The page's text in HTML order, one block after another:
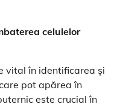
celulelor
vital în identificarea și
pot apărea în
este crucial în